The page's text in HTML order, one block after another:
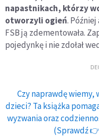
napastnikach, którzy
otworzyli ogień.
FSB ją zdementowała.
pojedynkę i nie zdołał
Czy naprawdę wiemy,
dzieci? Ta książka
wyzwania oraz
(Sprawdź